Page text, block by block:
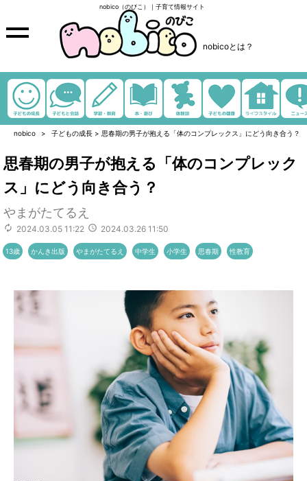
nobico（のびこ）｜子育て情報サイト
nobicoとは？
nobico 子どもの成長 > 思春期の男子が抱える「体のコンプレックス」にどう向き合う？
思春期の男子が抱える「体のコンプレック
ス」にどう向き合う？
やまがたてるえ
2024.03.05 11:22 2024.03.26 11:50
13歳 かんき出版 やまがたてるえ 中学生 小学生 思春期 性教育